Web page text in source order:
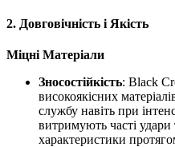
2. Довговічність і Якість
Міцні Матеріали
Зносостійкість: Black
високоякісних
службу навіть при
витримують часті удари
характеристики